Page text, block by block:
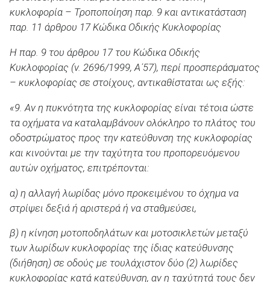
κυκλοφορία – Τροποποίηση παρ. 9 και αντικατάσταση
παρ. 11 άρθρου 17 Κώδικα Οδικής Κυκλοφορίας
Η παρ. 9 του άρθρου 17 του Κώδικα Οδικής
Κυκλοφορίας (ν. 2696/1999, Α΄57), περί προσπεράσματος
– κυκλοφορίας σε στοίχους, αντικαθίσταται ως εξής:
«9. Αν η πυκνότητα της κυκλοφορίας είναι τέτοια ώστε
τα οχήματα να καταλαμβάνουν ολόκληρο το πλάτος του
οδοστρώματος προς την κατεύθυνση της κυκλοφορίας
και κινούνται με την ταχύτητα του προπορευόμενου
αυτών οχήματος, επιτρέπονται:
α) η αλλαγή λωρίδας μόνο προκειμένου το όχημα να
στρίψει δεξιά ή αριστερά ή να σταθμεύσει,
β) η κίνηση μοτοποδηλάτων και μοτοσικλετών μεταξύ
των λωρίδων κυκλοφορίας της ίδιας κατεύθυνσης
(διήθηση) σε οδούς με τουλάχιστον δύο (2) λωρίδες
κυκλοφορίας κατά κατεύθυνση, αν η ταχύτητά τους δεν